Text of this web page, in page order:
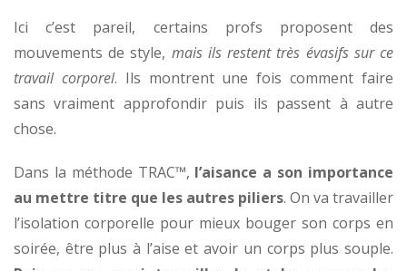
Ici c’est pareil, certains profs proposent des
mouvements de style, mais ils restent très évasifs sur ce
travail corporel. Ils montrent une fois comment faire
sans vraiment approfondir puis ils passent à autre
chose.
Dans la méthode TRAC™, l’aisance a son importance
au mettre titre que les autres piliers. On va travailler
l’isolation corporelle pour mieux bouger son corps en
soirée, être plus à l’aise et avoir un corps plus souple.